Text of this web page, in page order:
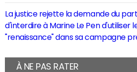
La justice rejette la demande du
d'interdire à Marine Le Pen d'utiliser
"renaissance" dans sa campagne
À NE PAS RATER